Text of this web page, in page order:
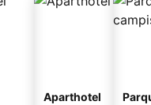
Aparthotel